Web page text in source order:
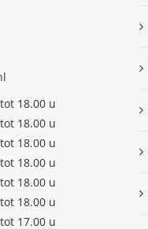
18.00 u
18.00 u
18.00 u
18.00 u
18.00 u
18.00 u
17.00 u